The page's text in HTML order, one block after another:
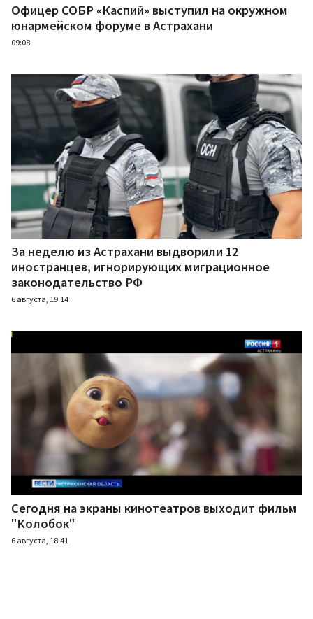
Офицер СОБР «Каспий» выступил на окружном
юнармейском форуме в Астрахани
09:08
За неделю из Астрахани выдворили 12
иностранцев, игнорирующих миграционное
законодательство РФ
6 августа, 19:14
Сегодня на экраны кинотеатров выходит фильм
"Колобок"
6 августа, 18:41